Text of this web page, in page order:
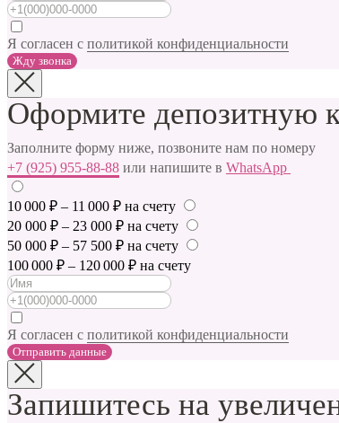
Я согласен с политикой конфиденциальности
Жду звонка
Оформите депозитную
Заполните форму ниже, позвоните нам по номеру
+7 (925) 955-88-88 или напишите в WhatsApp
10 000 ₽ – 11 000 ₽ на счету
20 000 ₽ – 23 000 ₽ на счету
50 000 ₽ – 57 500 ₽ на счету
100 000 ₽ – 120 000 ₽ на счету
Я согласен с политикой конфиденциальности
Отправить данные
Запишитесь на